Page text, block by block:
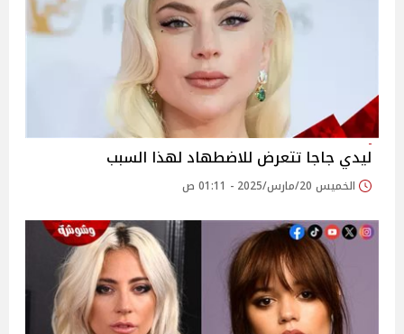
ليدي جاجا تتعرض للاضطهاد لهذا السبب
الخميس 20/مارس/2025 - 01:11 ص